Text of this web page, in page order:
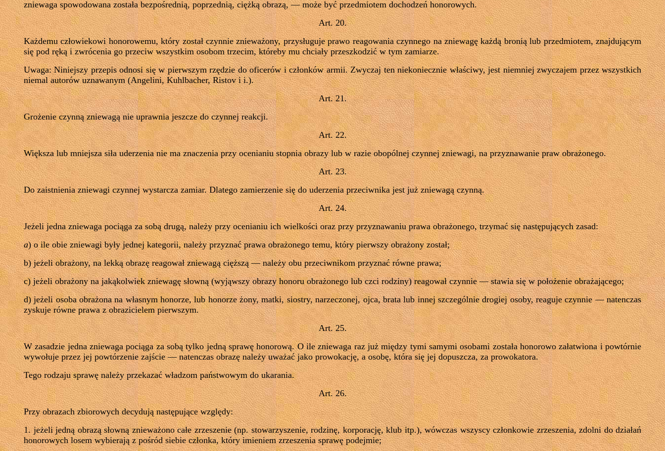
zniewaga spowodowana została bezpośrednią, poprzednią, ciężką obrazą, — może być przedmiotem dochodzeń honorowych.
Art. 20.
Każdemu człowiekowi honorowemu, który został czynnie znieważony, przysługuje prawo reagowania czynnego na zniewagę każdą bronią lub przedmiotem, znajdującym
się pod ręką i zwrócenia go przeciw wszystkim osobom trzecim, któreby mu chciały przeszkodzić w tym zamiarze.
Uwaga: Niniejszy przepis odnosi się w pierwszym rzędzie do oficerów i członków armii. Zwyczaj ten niekoniecznie właściwy, jest niemniej zwyczajem przez wszystkich
niemal autorów uznawanym (Angelini, Kuhlbacher, Ristov i i.).
Art. 21.
Grożenie czynną zniewagą nie uprawnia jeszcze do czynnej reakcji.
Art. 22.
Większa lub mniejsza siła uderzenia nie ma znaczenia przy ocenianiu stopnia obrazy lub w razie obopólnej czynnej zniewagi, na przyznawanie praw obrażonego.
Art. 23.
Do zaistnienia zniewagi czynnej wystarcza zamiar. Dlatego zamierzenie się do uderzenia przeciwnika jest już zniewagą czynną.
Art. 24.
Jeżeli jedna zniewaga pociąga za sobą drugą, należy przy ocenianiu ich wielkości oraz przy przyznawaniu prawa obrażonego, trzymać się następujących zasad:
a) o ile obie zniewagi były jednej kategorii, należy przyznać prawa obrażonego temu, który pierwszy obrażony został;
b) jeżeli obrażony, na lekką obrazę reagował zniewagą cięższą — należy obu przeciwnikom przyznać równe prawa;
c) jeżeli obrażony na jakąkolwiek zniewagę słowną (wyjąwszy obrazy honoru obrażonego lub czci rodziny) reagował czynnie — stawia się w położenie obrażającego;
d) jeżeli osoba obrażona na własnym honorze, lub honorze żony, matki, siostry, narzeczonej, ojca, brata lub innej szczególnie drogiej osoby, reaguje czynnie — natenczas
zyskuje równe prawa z obrazicielem pierwszym.
Art. 25.
W zasadzie jedna zniewaga pociąga za sobą tylko jedną sprawę honorową. O ile zniewaga raz już między tymi samymi osobami została honorowo załatwiona i powtórnie
wywołuje przez jej powtórzenie zajście — natenczas obrazę należy uważać jako prowokację, a osobę, która się jej dopuszcza, za prowokatora.
Tego rodzaju sprawę należy przekazać władzom państwowym do ukarania.
Art. 26.
Przy obrazach zbiorowych decydują następujące względy:
1. jeżeli jedną obrazą słowną znieważono całe zrzeszenie (np. stowarzyszenie, rodzinę, korporację, klub itp.), wówczas wszyscy członkowie zrzeszenia, zdolni do działań
honorowych losem wybierają z pośród siebie członka, który imieniem zrzeszenia sprawę podejmie;